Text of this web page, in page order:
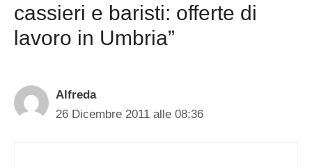
cassieri e baristi: offerte di
lavoro in Umbria”
Alfreda
26 Dicembre 2011 alle 08:36